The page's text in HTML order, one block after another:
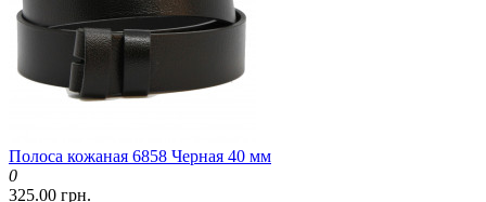
Полоса кожаная 6858 Черная 40 мм
0
325.00 грн.